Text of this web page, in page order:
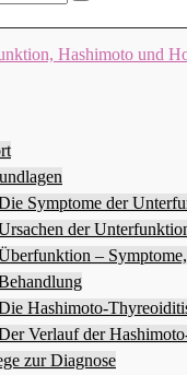
Hashimoto und
Symptome der
der
–
Hashimoto-
Verlauf der
zur Diagnose